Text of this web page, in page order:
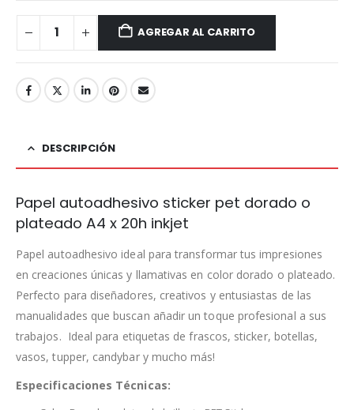
AGREGAR AL CARRITO
DESCRIPCIÓN
Papel autoadhesivo sticker pet dorado o
plateado A4 x 20h inkjet
Papel autoadhesivo ideal para transformar tus impresiones
en creaciones únicas y llamativas en color dorado o plateado.
Perfecto para diseñadores, creativos y entusiastas de las
manualidades que buscan añadir un toque profesional a sus
trabajos. Ideal para etiquetas de frascos, sticker, botellas,
vasos, tupper, candybar y mucho más!
Especificaciones Técnicas: